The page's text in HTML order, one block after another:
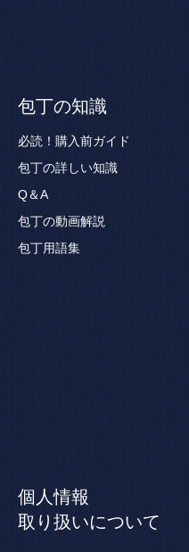
包丁の知識
必読！購入前ガイド
包丁の詳しい知識
Q＆A
包丁の動画解説
包丁用語集
個人情報
取り扱いについて